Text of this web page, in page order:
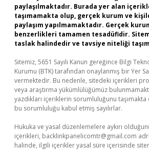
paylaşılmaktadır. Burada yer alan
taşımamakta olup, gerçek kurum ve
paylaşım yapılmamaktadır. Gerçek
benzerlikleri tamamen tesadüfidir.
taslak halindedir ve tavsiye niteliği
Sitemiz, 5651 Sayılı Kanun gereğince Bilgi
Kurumu (BTK) tarafından onaylanmış bir Yer
vermektedir. Bu nedenle, sitedeki içerikleri
veya araştırma yükümlülüğümüz
yazdıkları içeriklerin sorumluluğunu
bu sorumluluğu kabul etmiş sayılırlar.
Hukuka ve yasal düzenlemelere aykırı
içerikleri, backlinkpanelicomtr@gmail.com
halinde, ilgili içerikler yasal süre içerisinde